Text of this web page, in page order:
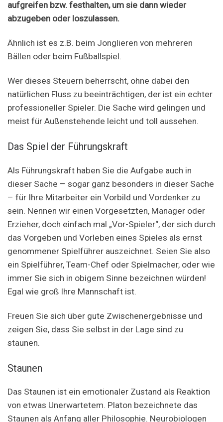
aufgreifen bzw. festhalten, um sie dann wieder
abzugeben oder loszulassen.
Ähnlich ist es z.B. beim Jonglieren von mehreren
Bällen oder beim Fußballspiel.
Wer dieses Steuern beherrscht, ohne dabei den
natürlichen Fluss zu beeinträchtigen, der ist ein echter
professioneller Spieler. Die Sache wird gelingen und
meist für Außenstehende leicht und toll aussehen.
Das Spiel der Führungskraft
Als Führungskraft haben Sie die Aufgabe auch in
dieser Sache – sogar ganz besonders in dieser Sache
– für Ihre Mitarbeiter ein Vorbild und Vordenker zu
sein. Nennen wir einen Vorgesetzten, Manager oder
Erzieher, doch einfach mal „Vor-Spieler“, der sich durch
das Vorgeben und Vorleben eines Spieles als ernst
genommener Spielführer auszeichnet. Seien Sie also
ein Spielführer, Team-Chef oder Spielmacher, oder wie
immer Sie sich in obigem Sinne bezeichnen würden!
Egal wie groß Ihre Mannschaft ist.
Freuen Sie sich über gute Zwischenergebnisse und
zeigen Sie, dass Sie selbst in der Lage sind zu
staunen.
Staunen
Das Staunen ist ein emotionaler Zustand als Reaktion
von etwas Unerwartetem. Platon bezeichnete das
Staunen als Anfang aller Philosophie. Neurobiologen